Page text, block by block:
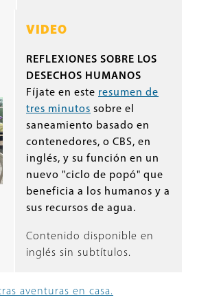
VIDEO
REFLEXIONES SOBRE LOS
DESECHOS HUMANOS
Fíjate en este resumen de
tres minutos sobre el
saneamiento basado en
contenedores, o CBS, en
inglés, y su función en un
nuevo "ciclo de popó" que
beneficia a los humanos y a
sus recursos de agua.
Contenido disponible en
inglés sin subtítulos.
aventuras en casa.